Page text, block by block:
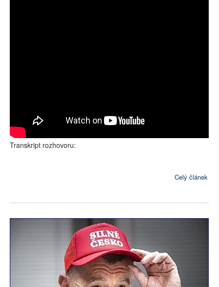
Transkript rozhovoru:
Celý článek